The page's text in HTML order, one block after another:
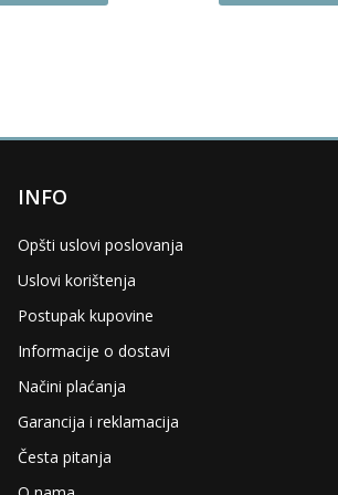
may
product
INFO
Opšti uslovi poslovanja
Uslovi korištenja
Postupak kupovine
Informacije o dostavi
Načini plaćanja
Garancija i reklamacija
Česta pitanja